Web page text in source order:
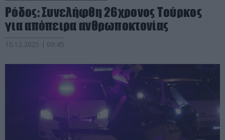
Ρόδος: Συνελήφθη 26χρονος Τούρκος
για απόπειρα ανθρωποκτονίας
10.12.2025 | 09:45